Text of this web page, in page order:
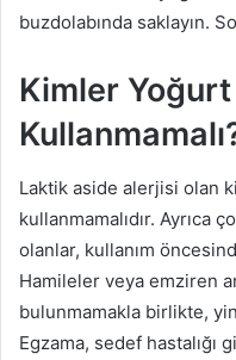
buzdolabında saklayın.
Kimler
Laktik aside alerjisi olan
kullanmamalıdır. Ayrıca
olanlar, kullanım
Hamileler veya emziren
bulunmamakla birlikte,
Egzama, sedef hastalığı